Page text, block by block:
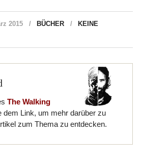
2015 BÜCHER
KEINE
The Walking
Link, um mehr darüber zu
zum Thema zu entdecken.